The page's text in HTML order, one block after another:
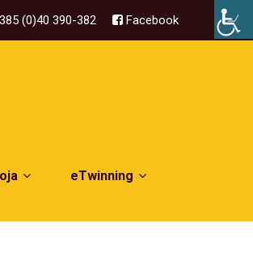
(0)40 390-382 Facebook
eTwinning